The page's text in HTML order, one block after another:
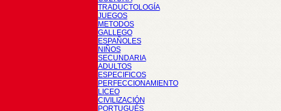
TRADUCTOLOGÍA
JUEGOS
METODOS
GALLEGO
ESPAÑOLES
NIÑOS
SECUNDARIA
ADULTOS
ESPECIFICOS
PERFECCIONAMIENTO
LICEO
CIVILIZACIÓN
PORTUGUÉS